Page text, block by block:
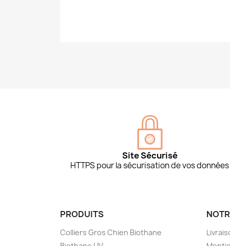
Site Sécurisé
HTTPS pour la sécurisation de vos données
PRODUITS
Colliers Gros Chien Biothane